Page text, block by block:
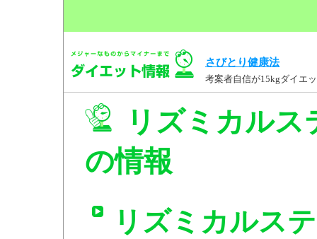
さびとり健康法
考案者自信が15kgダイエ
リズミカルス
の情報
リズミカルス